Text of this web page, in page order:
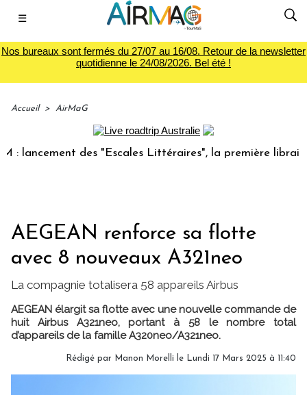
☰
Nos bureaux sont fermés du 27/07 au 16/08. Retour de la newsletter
quotidienne le 24/08/2026. Bel été !
Accueil > AirMaG
des "Escales Littéraires", la première librairie du
AEGEAN renforce sa flotte
avec 8 nouveaux A321neo
La compagnie totalisera 58 appareils Airbus
AEGEAN élargit sa flotte avec une nouvelle commande de
huit Airbus A321neo, portant à 58 le nombre total
d’appareils de la famille A320neo/A321neo.
Rédigé par Manon Morelli le Lundi 17 Mars 2025 à 11:40